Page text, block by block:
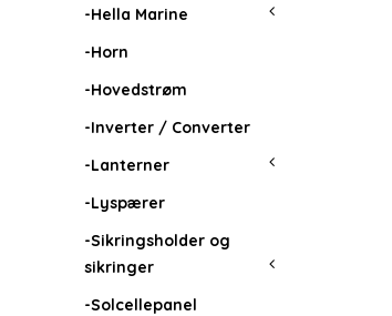
-Hella Marine
-Horn
-Hovedstrøm
-Inverter / Converter
-Lanterner
-Lyspærer
-Sikringsholder og
sikringer
-Solcellepanel